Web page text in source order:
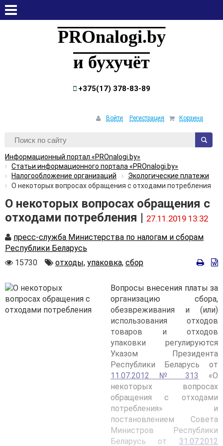
PROnalogi.by
и бухучёт
+375(17) 378-83-89
Войти Регистрация Корзина
Информационный портал «PROnalogi.by»
Статьи информационного портала «PROnalogi.by»
Налогообложение организаций
Экологические платежи
О некоторых вопросах обращения с отходами потребления
О некоторых вопросах обращения с
отходами потребления | 27.11.2019 13:32
Автор
пресс-служба Министерства по налогам и сборам
Республики Беларусь
Количество
15730 Автор
отходы, упаковка, сбор
Вопросы внесения платы за
организацию сбора,
обезвреживания и (или)
использования отходов
товаров и отходов
упаковки регулируются
Указом Президента
Республики Беларусь от
11.07.2012 № 313
«О
некоторых вопросах
обращения с отходами
потребления» и
постановлением Совета
Министров Республики
Беларусь от 31.07.2012